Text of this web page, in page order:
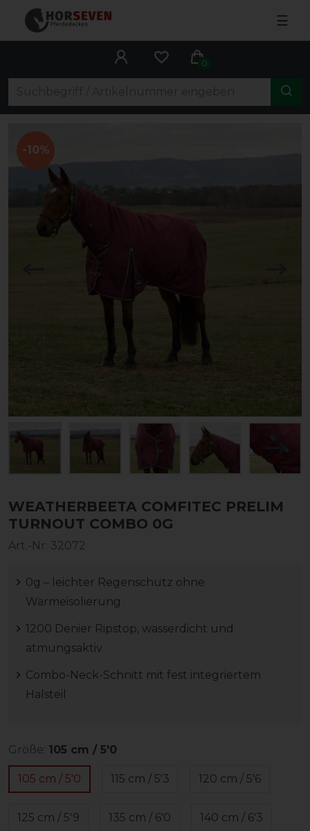
☰
0
-10%
WEATHERBEETA COMFITEC PRELIM
TURNOUT COMBO 0G
Art.-Nr: 32072
0g – leichter Regenschutz ohne
Wärmeisolierung
1200 Denier Ripstop, wasserdicht und
atmungsaktiv
Combo-Neck-Schnitt mit fest integriertem
Halsteil
Größe: 105 cm / 5'0
105 cm / 5'0 115 cm / 5'3 120 cm / 5'6
125 cm / 5'9 135 cm / 6'0 140 cm / 6'3